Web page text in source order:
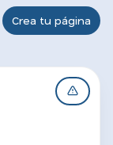
Crea tu página